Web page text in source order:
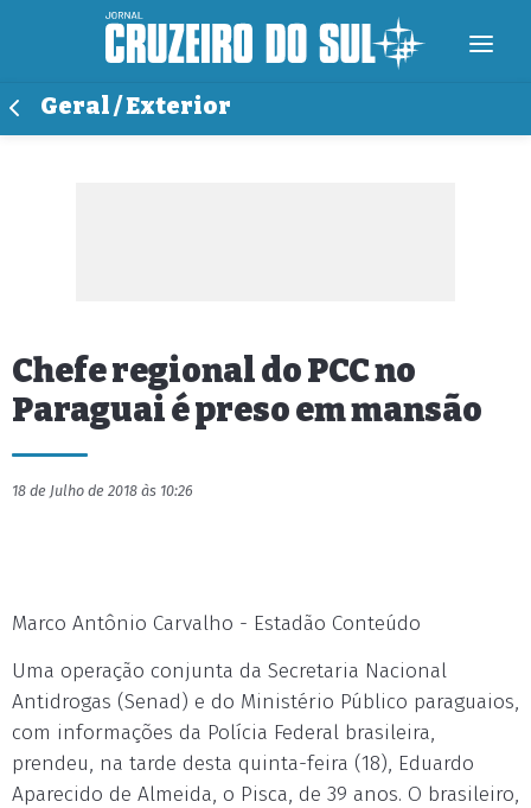
Geral / Exterior
Chefe regional do PCC no
Paraguai é preso em mansão
18 de Julho de 2018 às 10:26
Marco Antônio Carvalho - Estadão Conteúdo
Uma operação conjunta da Secretaria Nacional
Antidrogas (Senad) e do Ministério Público paraguaios,
com informações da Polícia Federal brasileira,
prendeu, na tarde desta quinta-feira (18), Eduardo
Aparecido de Almeida, o Pisca, de 39 anos. O brasileiro,